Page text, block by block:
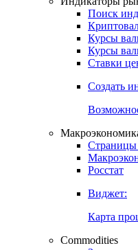
Получить
Индикаторы
Поиск
Курсы
Курсы
Ставки
Создать
Макроэкономика
Страницы
Росстат
Виджет: